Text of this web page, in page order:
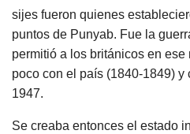
sijes fueron quienes
puntos de Punyab. Fue la
permitió a los británicos en
poco con el país (1840-1849)
1947.
Se creaba entonces el estado